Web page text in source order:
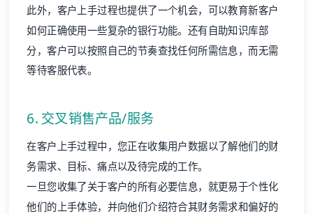
此外，客户上手过程也提供了一个机会，可以教育新客户
如何正确使用一些复杂的银行功能。还有自助知识库部
分，客户可以按照自己的节奏查找任何所需信息，而无需
等待客服代表。
6. 交叉销售产品/服务
在客户上手过程中，您正在收集用户数据以了解他们的财
务需求、目标、痛点以及待完成的工作。
一旦您收集了关于客户的所有必要信息，就更易于个性化
他们的上手体验，并向他们介绍符合其财务需求和偏好的